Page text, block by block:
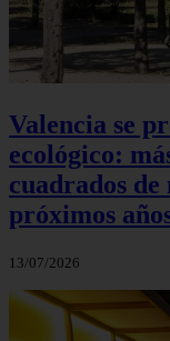
Valencia se
ecológico:
cuadrados de
próximos
13/07/2026